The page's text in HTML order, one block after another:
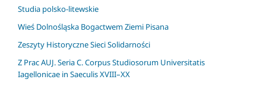
Studia polsko-litewskie
Wieś Dolnośląska Bogactwem Ziemi Pisana
Zeszyty Historyczne Sieci Solidarności
Z Prac AUJ. Seria C. Corpus Studiosorum Universitatis
Iagellonicae in Saeculis XVIII–XX